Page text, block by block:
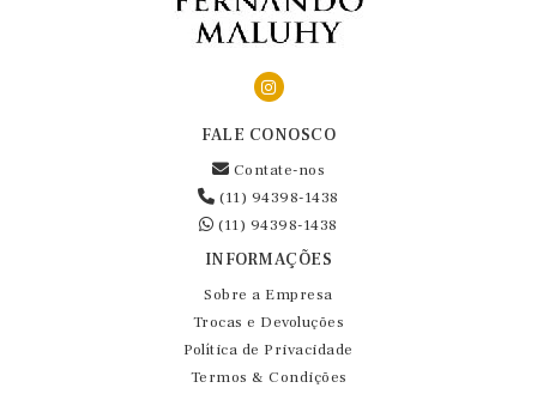
FALE CONOSCO
Contate-nos
(11) 94398-1438
(11) 94398-1438
INFORMAÇÕES
Sobre a Empresa
Trocas e Devoluções
Política de Privacidade
Termos & Condições